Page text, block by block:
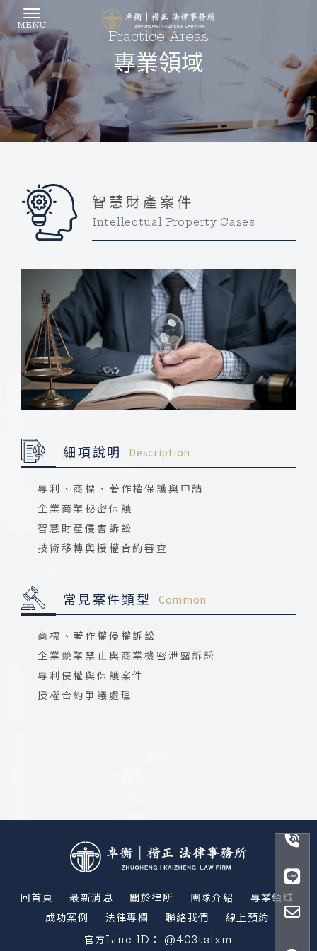
專業領域
智慧財產案件
Intellectual Property Cases
細項說明 Description
專利、商標、著作權保護與申請
企業商業秘密保護
智慧財產侵害訴訟
技術移轉與授權合約審查
常見案件類型 Common
商標、著作權侵權訴訟
企業競業禁止與商業機密泄露訴訟
專利侵權與保護案件
授權合約爭議處理
@403tslxm
回首頁 最新消息 關於律所 團隊介紹
專業領域
成功案例
法律專欄 聯絡我們 線上預約